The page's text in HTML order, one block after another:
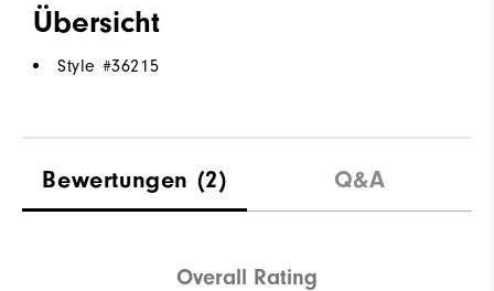
Übersicht
Style #36215
Bewertungen (2) Q&A
Overall Rating